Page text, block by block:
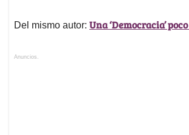
Del mismo autor: Una ‘Democracia’
Anuncios.